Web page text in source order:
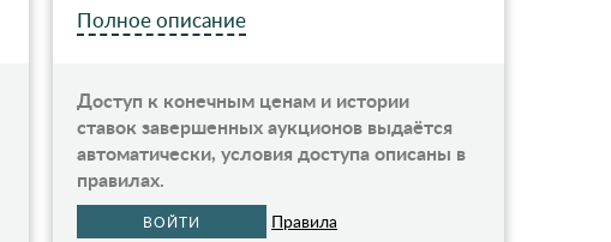
Полное описание
Доступ к конечным ценам и истории
ставок завершенных аукционов выдаётся
автоматически, условия доступа описаны в
правилах.
ВОЙТИ Правила